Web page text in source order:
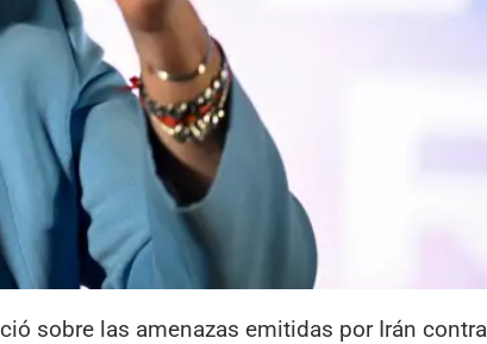
sobre las amenazas emitidas por Irán contra